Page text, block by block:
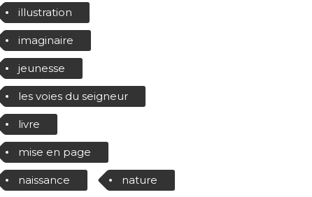
illustration
imaginaire
jeunesse
les voies du seigneur
livre
mise en page
naissance nature